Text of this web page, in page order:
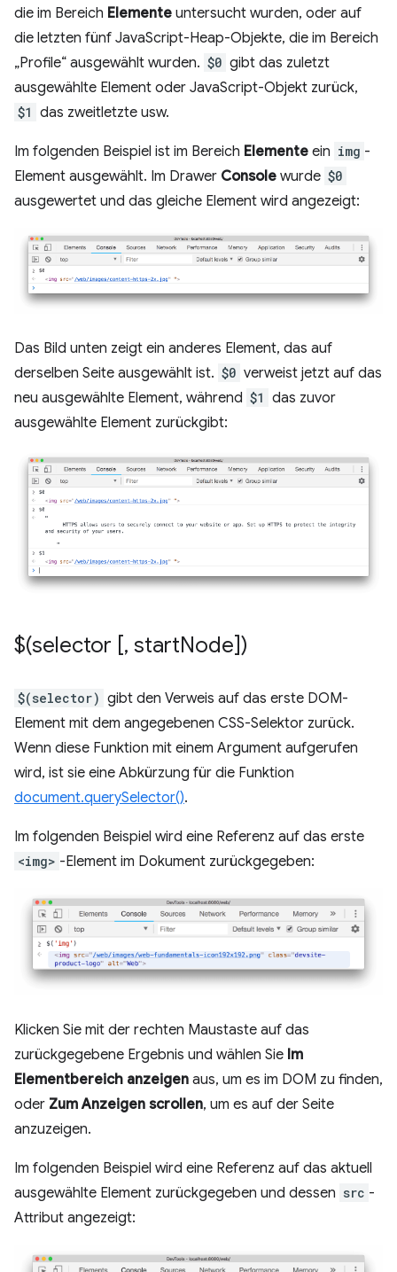
die im Bereich Elemente untersucht wurden, oder auf
die letzten fünf JavaScript-Heap-Objekte, die im Bereich
„Profile“ ausgewählt wurden. $0 gibt das zuletzt
ausgewählte Element oder JavaScript-Objekt zurück,
$1 das zweitletzte usw.
Im folgenden Beispiel ist im Bereich Elemente ein img -
Element ausgewählt. Im Drawer Console wurde $0
ausgewertet und das gleiche Element wird angezeigt:
Das Bild unten zeigt ein anderes Element, das auf
derselben Seite ausgewählt ist. $0 verweist jetzt auf das
neu ausgewählte Element, während $1 das zuvor
ausgewählte Element zurückgibt:
$(selector [, startNode])
$(selector) gibt den Verweis auf das erste DOM-
Element mit dem angegebenen CSS-Selektor zurück.
Wenn diese Funktion mit einem Argument aufgerufen
wird, ist sie eine Abkürzung für die Funktion
document.querySelector().
Im folgenden Beispiel wird eine Referenz auf das erste
<img> -Element im Dokument zurückgegeben:
Klicken Sie mit der rechten Maustaste auf das
zurückgegebene Ergebnis und wählen Sie Im
Elementbereich anzeigen aus, um es im DOM zu finden,
oder Zum Anzeigen scrollen, um es auf der Seite
anzuzeigen.
Im folgenden Beispiel wird eine Referenz auf das aktuell
ausgewählte Element zurückgegeben und dessen src -
Attribut angezeigt: